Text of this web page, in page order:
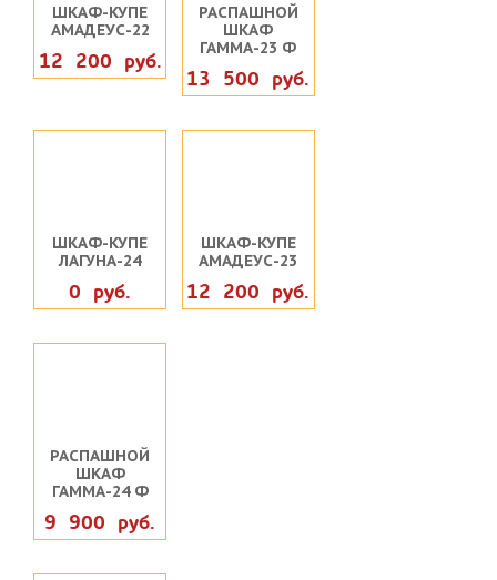
ШКАФ-КУПЕ
АМАДЕУС-22
12 200 руб.
РАСПАШНОЙ
ШКАФ
ГАММА-23 Ф
13 500 руб.
ШКАФ-КУПЕ
ЛАГУНА-24
0 руб.
ШКАФ-КУПЕ
АМАДЕУС-23
12 200 руб.
РАСПАШНОЙ
ШКАФ
ГАММА-24 Ф
9 900 руб.